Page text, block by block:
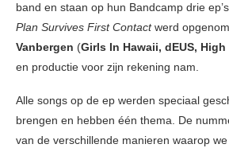
band en staan op hun Bandcamp drie
Plan Survives First Contactwerd
Vanbergen (Girls In Hawaii, dEUS, High
en productie voor zijn rekening nam.
Alle songs op de ep werden speciaal
brengen en hebben één thema. De
van de verschillende manieren waarop